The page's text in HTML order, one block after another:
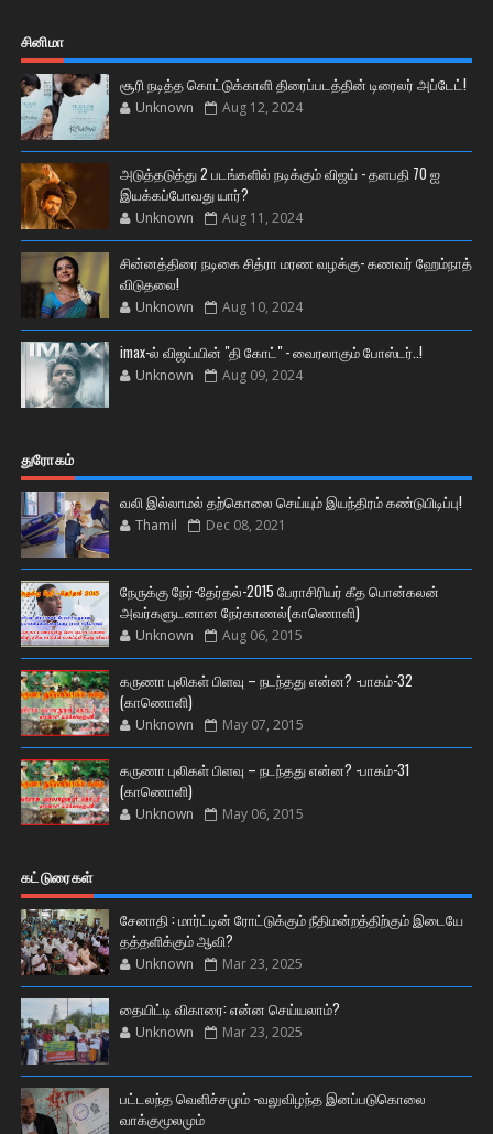
சினிமா
சூரி நடித்த கொட்டுக்காளி திரைப்படத்தின் டிரைலர் அப்டேட்!
Unknown Aug 12, 2024
அடுத்தடுத்து 2 படங்களில் நடிக்கும் விஜய் - தளபதி 70 ஐ
இயக்கப்போவது யார்?
Unknown Aug 11, 2024
சின்னத்திரை நடிகை சித்ரா மரண வழக்கு- கணவர் ஹேம்நாத்
விடுதலை!
Unknown Aug 10, 2024
imax-ல் விஜய்யின் "தி கோட்" - வைரலாகும் போஸ்டர்..!
Unknown Aug 09, 2024
துரோகம்
வலி இல்லாமல் தற்கொலை செய்யும் இயந்திரம் கண்டுபிடிப்பு!
Thamil Dec 08, 2021
நேருக்கு நேர்-தேர்தல்-2015 பேராசிரியர் கீத பொன்கலன்
அவர்களுடனான நேர்காணல்(காணொளி)
Unknown Aug 06, 2015
கருணா புலிகள் பிளவு – நடந்தது என்ன? -பாகம்-32
(காணொளி)
Unknown May 07, 2015
கருணா புலிகள் பிளவு – நடந்தது என்ன? -பாகம்-31
(காணொளி)
Unknown May 06, 2015
கட்டுரைகள்
சேனாதி : மார்ட்டின் ரோட்டுக்கும் நீதிமன்றத்திற்கும் இடையே
தத்தளிக்கும் ஆவி?
Unknown Mar 23, 2025
தையிட்டி விகாரை: என்ன செய்யலாம்?
Unknown Mar 23, 2025
பட்டலந்த வெளிச்சமும் -வலுவிழந்த இனப்படுகொலை
வாக்குமூலமும்